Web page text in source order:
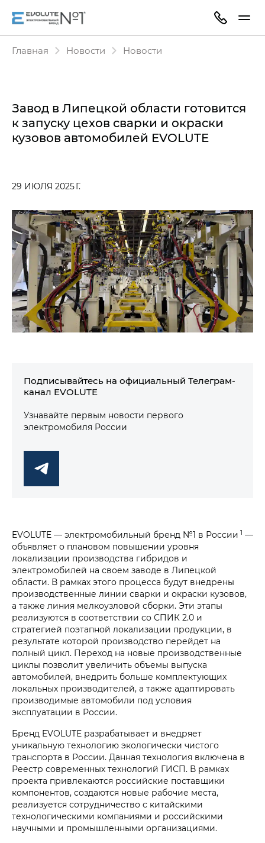
Главная Новости Новости
Завод в Липецкой области готовится
к запуску цехов сварки и окраски
кузовов автомобилей EVOLUTE
29 ИЮЛЯ 2025 Г.
Подписывайтесь на официальный Телеграм-
канал EVOLUTE
Узнавайте первым новости первого
электромобиля России
EVOLUTE — электромобильный бренд №1 в России 1 —
объявляет о плановом повышении уровня
локализации производства гибридов и
электромобилей на своем заводе в Липецкой
области. В рамках этого процесса будут внедрены
производственные линии сварки и окраски кузовов,
а также линия мелкоузловой сборки. Эти этапы
реализуются в соответствии со СПИК 2.0 и
стратегией поэтапной локализации продукции, в
результате которой производство перейдет на
полный цикл. Переход на новые производственные
циклы позволит увеличить объемы выпуска
автомобилей, внедрить больше комплектующих
локальных производителей, а также адаптировать
производимые автомобили под условия
эксплуатации в России.
Бренд EVOLUTE разрабатывает и внедряет
уникальную технологию экологически чистого
транспорта в России. Данная технология включена в
Реестр современных технологий ГИСП. В рамках
проекта привлекаются российские поставщики
компонентов, создаются новые рабочие места,
реализуется сотрудничество с китайскими
технологическими компаниями и российскими
научными и промышленными организациями.